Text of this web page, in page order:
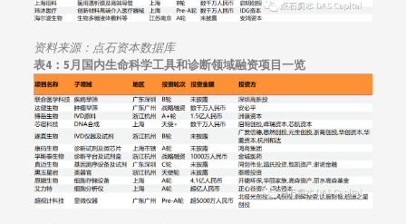
资料来源：点石资本数据库
表4：5月国内生命科学工具和诊断领域融资项目一览